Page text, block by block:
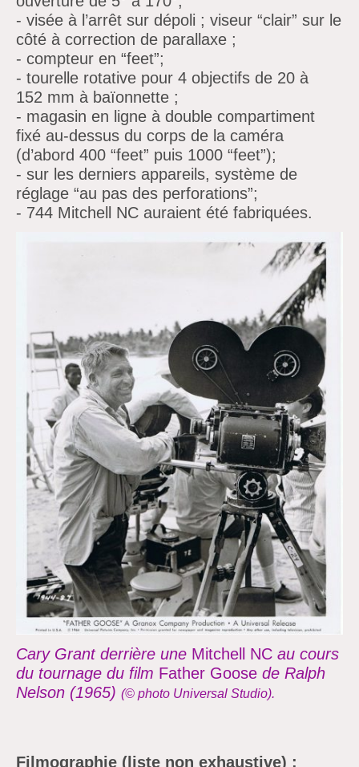
- visée à l’arrêt sur dépoli ; viseur “clair” sur le
côté à correction de parallaxe ;
- compteur en “feet”;
- tourelle rotative pour 4 objectifs de 20 à
152 mm à baïonnette ;
- magasin en ligne à double compartiment
fixé au-dessus du corps de la caméra
(d’abord 400 “feet” puis 1000 “feet”);
- sur les derniers appareils, système de
réglage “au pas des perforations”;
- 744 Mitchell NC auraient été fabriquées.
Cary Grant derrière une Mitchell NC au cours
du tournage du film Father Goose de Ralph
Nelson (1965) (© photo Universal Studio).
Filmographie (liste non exhaustive) :